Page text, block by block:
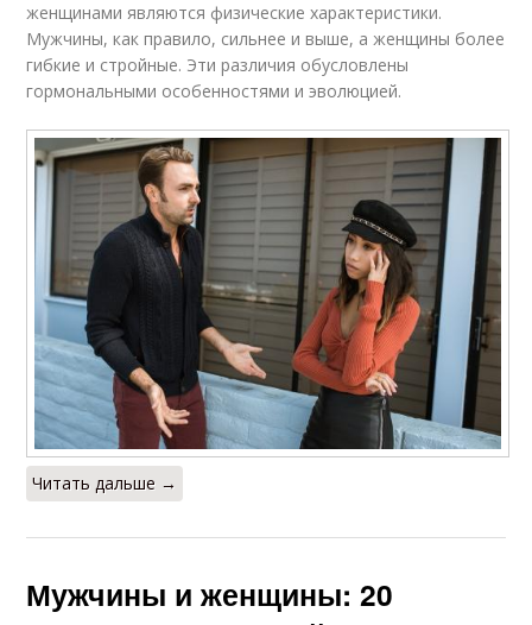
Основные различия
Различия в
эмоциональных
проявлениях
Различия в
физических и
Эмоциональные
потребности
Ключевые различия
Гормональные
различия
Социальные
различия
Различия между
мужчинами
Различия в
женщинами являются физические характеристики.
Мужчины, как правило, сильнее и выше, а женщины более
гибкие и стройные. Эти различия обусловлены
гормональными особенностями и эволюцией.
Читать дальше →
Мужчины и женщины: 20